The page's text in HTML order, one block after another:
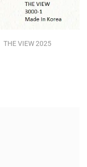
THE VIEW 2025